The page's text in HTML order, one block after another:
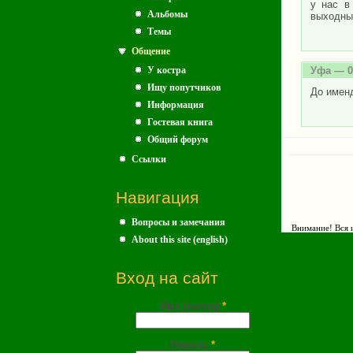
Альбомы
Темы
Общение
У костра
Ищу попутчиков
Информация
Гостевая книга
Общий форум
Ссылки
Навигация
Вопросы и замечания
About this site (english)
Вход на сайт
Имя (почта) *
Пароль *
у нас в
Уфа —
До
Внимание! Вся